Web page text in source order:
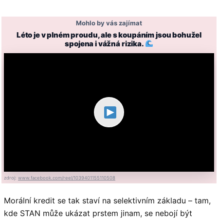
Mohlo by vás zajímat
Léto je v plném proudu, ale s koupáním jsou bohužel
spojena i vážná rizika.
zdroj: www.facebook.com/reel/1039401155110508
Morální kredit se tak staví na selektivním základu – tam,
kde STAN může ukázat prstem jinam, se nebojí být